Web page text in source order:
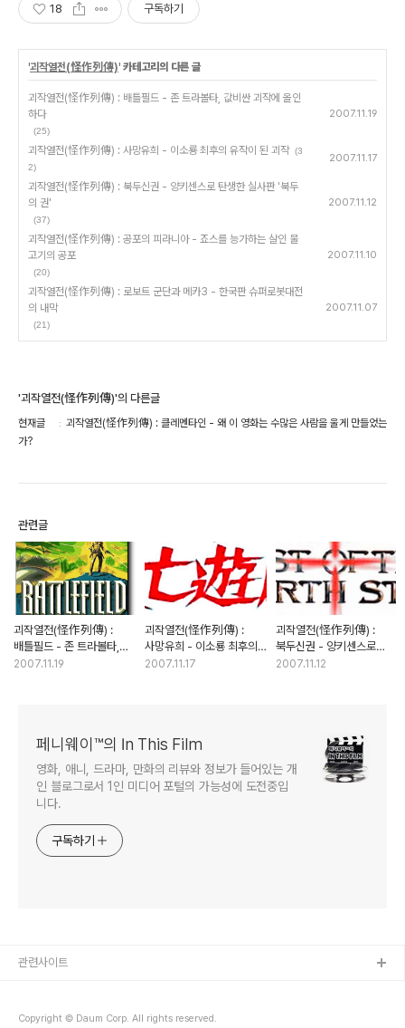
18 구독하기
'괴작열전(怪作列傳)' 카테고리의 다른 글
괴작열전(怪作列傳) : 배틀필드 - 존 트라볼타, 값비싼 괴작에 올인
하다
(25)
2007.11.19
괴작열전(怪作列傳) : 사망유희 - 이소룡 최후의 유작이 된 괴작 (3
2)
2007.11.17
괴작열전(怪作列傳) : 북두신권 - 양키센스로 탄생한 실사판 '북두
의 권'
(37)
2007.11.12
괴작열전(怪作列傳) : 공포의 피라니아 - 죠스를 능가하는 살인 물
고기의 공포
(20)
2007.11.10
괴작열전(怪作列傳) : 로보트 군단과 메카3 - 한국판 슈퍼로봇대전
의 내막
(21)
2007.11.07
'괴작열전(怪作列傳)'의 다른글
현재글
괴작열전(怪作列傳) : 클레멘타인 - 왜 이 영화는 수많은 사람을 울게 만들었는
가?
관련글
괴작열전(怪作列傳) :
배틀필드 - 존 트라볼타,
값비싼 괴작에 올인하다
2007.11.19
괴작열전(怪作列傳) :
사망유희 - 이소룡 최후의
유작이 된 괴작
2007.11.17
괴작열전(怪作列傳) :
북두신권 - 양키센스로
탄생한 실사판 '북두의 권'
2007.11.12
페니웨이™의 In This Film
영화, 애니, 드라마, 만화의 리뷰와 정보가 들어있는 개
인 블로그로서 1인 미디어 포털의 가능성에 도전중입
니다.
구독하기
Copyright © Daum Corp. All rights reserved.
관련사이트